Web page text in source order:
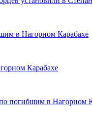
в Нагорном Карабахе
Карабахе
погибшим в Нагорном